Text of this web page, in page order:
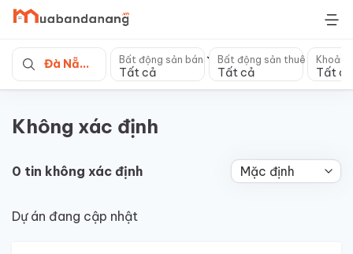
Skip
content
Đà Nẵng Bất động sản bán
Tất cả
Bất động sản thuê
Tất cả Tất cả
Không xác định
0 tin không xác định
Dự án đang cập nhật